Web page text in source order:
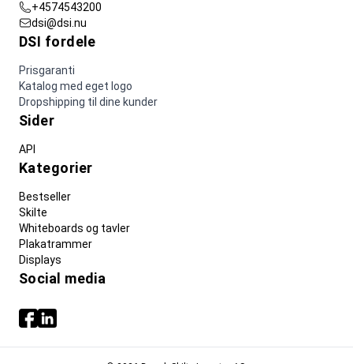
+4574543200
dsi@dsi.nu
DSI fordele
Prisgaranti
Katalog med eget logo
Dropshipping til dine kunder
Sider
API
Kategorier
Bestseller
Skilte
Whiteboards og tavler
Plakatrammer
Displays
Social media